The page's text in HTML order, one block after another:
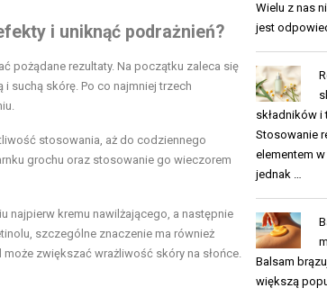
i uniknąć podrażnień?
pożądane rezultaty. Na początku zaleca się
suchą skórę. Po co najmniej trzech
stosowania, aż do codziennego
grochu oraz stosowanie go wieczorem
najpierw kremu nawilżającego, a następnie
szczególne znaczenie ma również
zwiększać wrażliwość skóry na słońce.
Wielu z nas
jest
składników i
Stosowanie
elementem
jednak …
Balsam
większą